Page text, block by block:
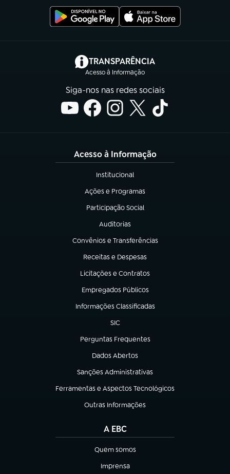
TRANSPARÊNCIA
Acesso à Informação
(abre em nova aba)
Siga-nos nas redes sociais
Acesso à Informação
Institucional
(abre em nova aba)
Ações e Programas
(abre em nova aba)
Participação Social
(abre em nova aba)
Auditorias
(abre em nova aba)
Convênios e Transferências
(abre em nova aba)
Receitas e Despesas
(abre em nova aba)
Licitações e Contratos
(abre em nova aba)
Empregados Públicos
(abre em nova aba)
Informações Classificadas
(abre em nova aba)
SIC
(abre em nova aba)
Perguntas Frequentes
(abre em nova aba)
Dados Abertos
(abre em nova aba)
Sanções Administrativas
(abre em nova aba)
Ferramentas e Aspectos Tecnológicos
(abre em nova aba)
Outras Informações
(abre em nova aba)
A EBC
Quem somos
(abre em nova aba)
Imprensa
(abre em nova aba)